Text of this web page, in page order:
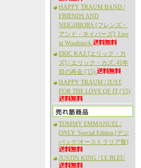
HAPPY TRAUM BAND /
FRIENDS AND
NEIGHBORS [フレンズ・
アンド・ネイバーズ]: Live
in Woodstock
ERIC KAZ [エリック・カ
ズ] / エリック・カズ: 41年
目の再会 ('15)
HAPPY TRAUM / JUST
FOR THE LOVE OF IT ('15)
TOMMY EMMANUEL /
ONLY: Special Edition [デジ
パック/オーストラリア盤]
JUSTIN KING / LE BLEU